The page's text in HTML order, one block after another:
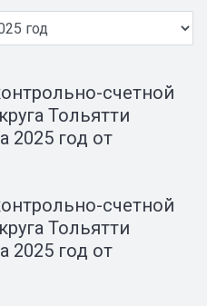
счетной
Тольятти
2025 год от
счетной
Тольятти
2025 год от